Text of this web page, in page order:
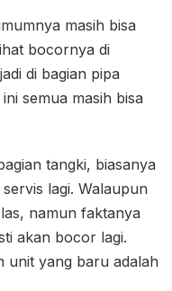
masih bisa
bocornya di
di bagian pipa
semua masih bisa
tangki, biasanya
lagi. Walaupun
namun faktanya
akan bocor lagi.
unit yang baru adalah